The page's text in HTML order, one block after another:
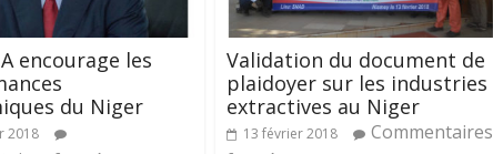
encourage les
du Niger
2018
Validation du document de
plaidoyer sur les industries
extractives au Niger
13 février 2018
Commentaires